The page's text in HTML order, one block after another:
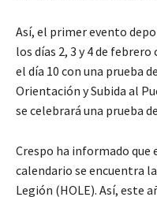
Así, el primer evento
los días 2, 3 y 4 de
el día 10 con una prueba
Orientación y Subida al
se celebrará una prueba
Crespo ha informado que
calendario se encuentra
Legión (HOLE). Así, este